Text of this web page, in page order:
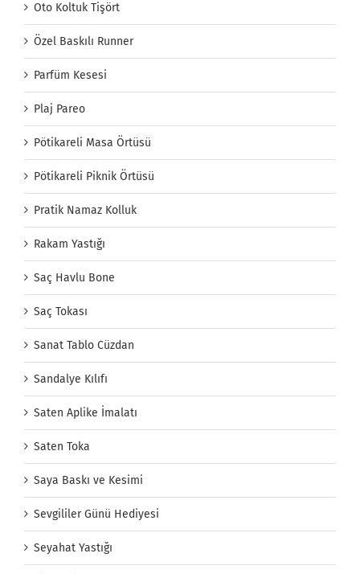
Oto Koltuk Tişört
Özel Baskılı Runner
Parfüm Kesesi
Plaj Pareo
Pötikareli Masa Örtüsü
Pötikareli Piknik Örtüsü
Pratik Namaz Kolluk
Rakam Yastığı
Saç Havlu Bone
Saç Tokası
Sanat Tablo Cüzdan
Sandalye Kılıfı
Saten Aplike İmalatı
Saten Toka
Saya Baskı ve Kesimi
Sevgililer Günü Hediyesi
Seyahat Yastığı